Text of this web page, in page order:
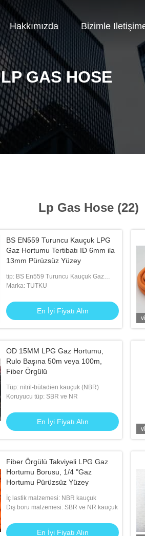
Hakkımızda Bizimle
LP GAS HOSE
Lp Gas Hose (22)
BS EN559 Turuncu Kauçuk LPG
Gaz Hortumu Tertibatı ID 6mm ila
13mm Pürüzsüz Yüzey
tip: BS En559 Turuncu Kauçuk Gaz
Hortumu
Marka: TUTKU
En İyi Fiyatı Alın
OD 15MM LPG Gaz Hortumu,
Rulo Başına 50m veya 100m,
Fiber Örgülü
Tüp: nitril-bütadien kauçuk (NBR)
Koruyucu tüp: SBR ve NR
En İyi Fiyatı Alın
Fiber Örgülü Takviyeli LPG Gaz
Hortumu Borusu, 1/4 "Gaz
Hortumu Pürüzsüz Yüzey
İç lastik malzemesi: NBR kauçuk
Dış boru malzemesi: SBR ve NR kauçuk
En İyi Fiyatı Alın